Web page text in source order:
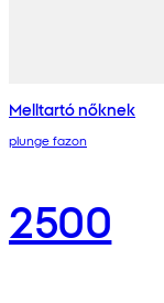
Melltartó nőknek
plunge fazon
2500